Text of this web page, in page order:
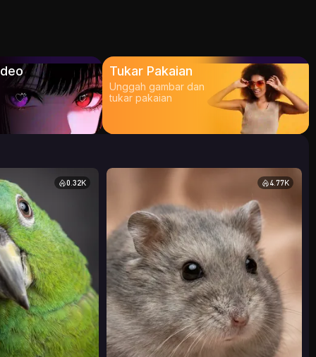
Tukar Pakaian
Unggah gambar dan
tukar pakaian
0.32K 4.77K